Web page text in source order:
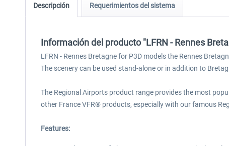
Descripción Requerimientos del sistema
Información del producto "LFRN - Rennes
LFRN - Rennes Bretagne for P3D models the Rennes
The scenery can be used stand-alone or in addition to
The Regional Airports product range provides the most
other France VFR® products, especially with our famous
Features: